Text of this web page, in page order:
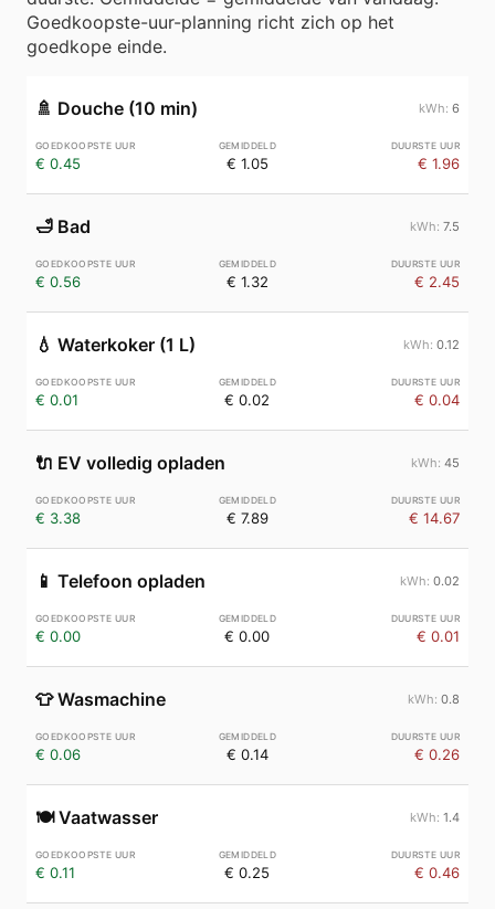
Goedkoopste-uur-planning richt zich op het
goedkope einde.
🚿 Douche (10 min) 6
€ 0.45 € 1.05 € 1.96
🛁 Bad 7.5
€ 0.56 € 1.32 € 2.45
💧 Waterkoker (1 L) 0.12
€ 0.01 € 0.02 € 0.04
🔌 EV volledig opladen 45
€ 3.38 € 7.89 € 14.67
📱 Telefoon opladen 0.02
€ 0.00 € 0.00 € 0.01
👕 Wasmachine 0.8
€ 0.06 € 0.14 € 0.26
🍽️ Vaatwasser 1.4
€ 0.11 € 0.25 € 0.46